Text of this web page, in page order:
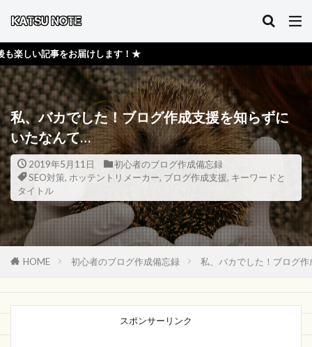
します！★
私、バカでした！ブログ作成支援を知らずに
いたなんて…
2019年5月11日
初心者のブログ作成備忘録
SEO対策, ホッテントリメーカー, ブログ作成支援, キーワードと
タイトル
HOME 初心者のブログ作成備忘録 私、バカでした！ブログ
スポンサーリンク